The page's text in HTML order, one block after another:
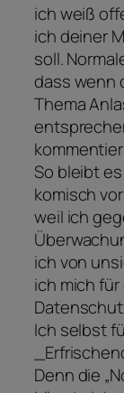
ich weiß
ich deiner
soll.
dass wenn
Thema
So bleibt
komisch
weil ich
ich von
ich mich
Ich selbst
Denn die